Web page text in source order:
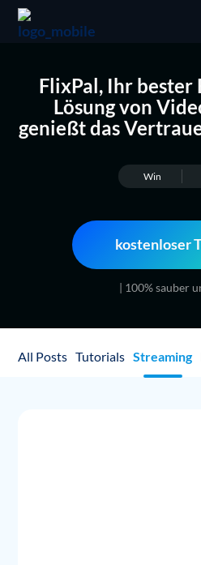
FlixPal, Ihr bester
Lösung von
genießt das
Win
kostenloser
| 100% sauber
All Posts Tutorials Streaming